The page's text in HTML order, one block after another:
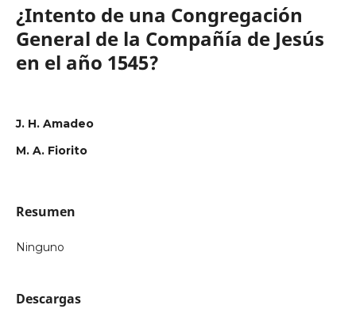
¿Intento de una Congregación
General de la Compañía de Jesús
en el año 1545?
J. H. Amadeo
M. A. Fiorito
Resumen
Ninguno
Descargas